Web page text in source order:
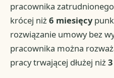
pracownika
krócej niż6 miesięcy
rozwiązanie umowy bez
pracownika można
pracy trwającej dłużej niż